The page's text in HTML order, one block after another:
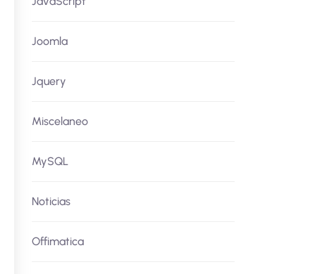
Joomla
Jquery
Miscelaneo
MySQL
Noticias
Offimatica